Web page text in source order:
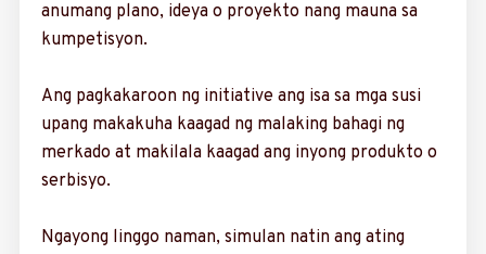
anumang plano, ideya o proyekto nang mauna sa
kumpetisyon.
Ang pagkakaroon ng initiative ang isa sa mga susi
upang makakuha kaagad ng malaking bahagi ng
merkado at makilala kaagad ang inyong produkto o
serbisyo.
Ngayong linggo naman, simulan natin ang ating